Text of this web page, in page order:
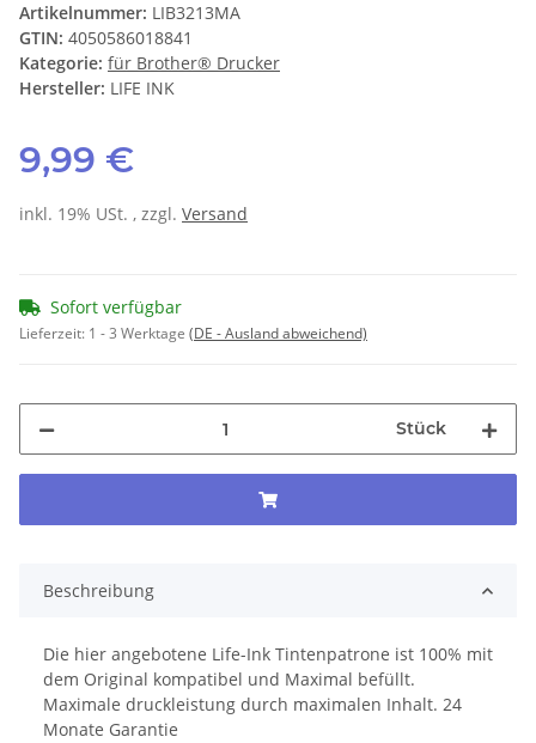
Artikelnummer: LIB3213MA
GTIN: 4050586018841
Kategorie: für Brother® Drucker
Hersteller: LIFE INK
9,99 €
inkl. 19% USt. , zzgl. Versand
Sofort verfügbar
Lieferzeit: 1 - 3 Werktage (DE - Ausland abweichend)
Stück
Beschreibung
Die hier angebotene Life-Ink Tintenpatrone ist 100% mit
dem Original kompatibel und Maximal befüllt.
Maximale druckleistung durch maximalen Inhalt. 24
Monate Garantie